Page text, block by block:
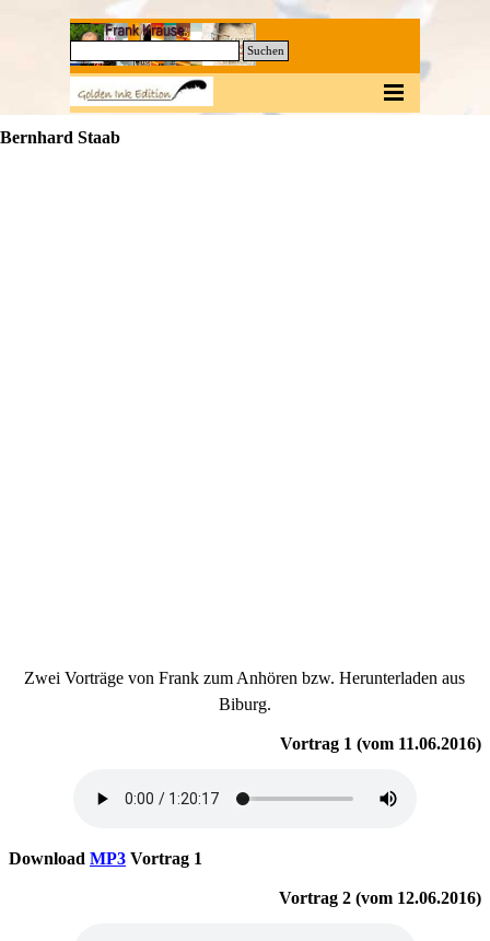
Direkt zum Seiteninhalt
Suchen
Bernhard Staab
Zwei Vorträge von Frank zum Anhören bzw. Herunterladen aus
Biburg.
Vortrag 1 (vom 11.06.2016)
Download MP3 Vortrag 1
Vortrag 2 (vom 12.06.2016)